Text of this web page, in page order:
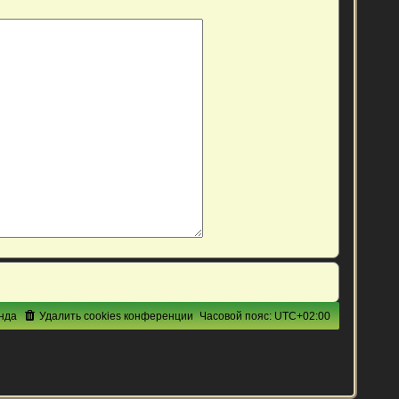
Часовой пояс:UTC+02:00
Удалить cookies конференции